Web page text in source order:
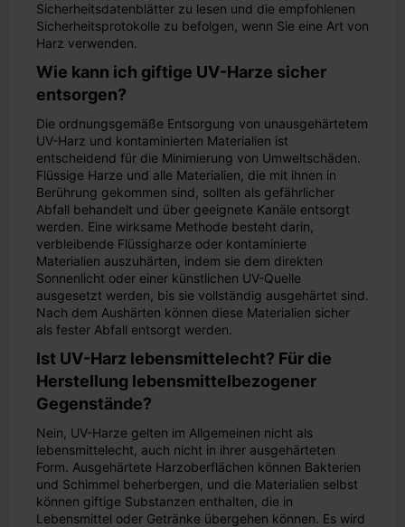
Sicherheitsdatenblätter zu lesen und die empfohlenen
Sicherheitsprotokolle zu befolgen, wenn Sie eine Art von
Harz verwenden.
Wie kann ich giftige UV-Harze sicher
entsorgen?
Die ordnungsgemäße Entsorgung von unausgehärtetem
UV-Harz und kontaminierten Materialien ist
entscheidend für die Minimierung von Umweltschäden.
Flüssige Harze und alle Materialien, die mit ihnen in
Berührung gekommen sind, sollten als gefährlicher
Abfall behandelt und über geeignete Kanäle entsorgt
werden. Eine wirksame Methode besteht darin,
verbleibende Flüssigharze oder kontaminierte
Materialien auszuhärten, indem sie dem direkten
Sonnenlicht oder einer künstlichen UV-Quelle
ausgesetzt werden, bis sie vollständig ausgehärtet sind.
Nach dem Aushärten können diese Materialien sicher
als fester Abfall entsorgt werden.
Ist UV-Harz lebensmittelecht? Für die
Herstellung lebensmittelbezogener
Gegenstände?
Nein, UV-Harze gelten im Allgemeinen nicht als
lebensmittelecht, auch nicht in ihrer ausgehärteten
Form. Ausgehärtete Harzoberflächen können Bakterien
und Schimmel beherbergen, und die Materialien selbst
können giftige Substanzen enthalten, die in
Lebensmittel oder Getränke übergehen können. Es wird